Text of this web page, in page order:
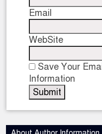
Email
WebSite
Save Your
Information